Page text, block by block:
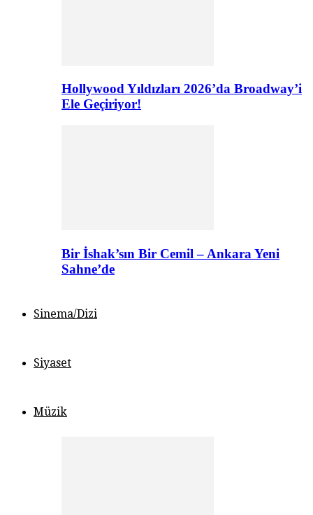
Hollywood Yıldızları 2026’da Broadway’i
Ele Geçiriyor!
Bir İshak’sın Bir Cemil – Ankara Yeni
Sahne’de
Sinema/Dizi
Siyaset
Müzik